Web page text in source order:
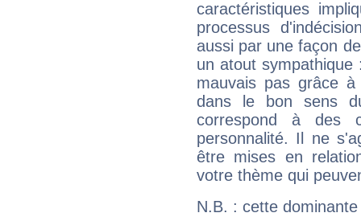
caractéristiques
processus
aussi par une façon
un atout
mauvais pas grâce
dans le bon sens
correspond à des
personnalité. Il ne
être mises en
votre thème qui
N.B. : cette